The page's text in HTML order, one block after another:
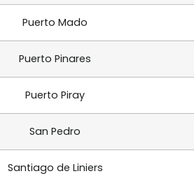
Puerto Mado
Puerto Pinares
Puerto Piray
San Pedro
Santiago de Liniers